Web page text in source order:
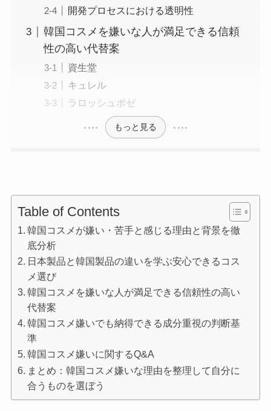
開発プロセスにおける透明性
韓国コスメを嫌いな人が満足できる信頼
性の高い代替案
資生堂
キュレル
ラロッシュポゼ
もっと見る
Table of Contents
韓国コスメが嫌い・苦手と感じる理由と背景を徹
底分析
日本製品と韓国製品の違いを学ぶ安心できるコス
メ選び
韓国コスメを嫌いな人が満足できる信頼性の高い
代替案
韓国コスメ嫌いでも納得できる成分重視の判断基
準
韓国コスメ嫌いに関するQ&A
まとめ：韓国コスメ嫌いな理由を整理して自分に
合うものを選ぼう